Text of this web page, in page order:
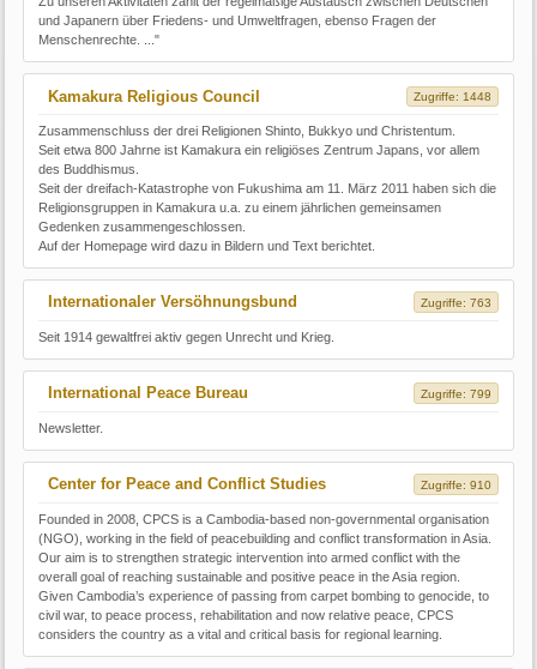
und Japanern über Friedens- und Umweltfragen, ebenso Fragen der
Menschenrechte. ..."
Kamakura Religious Council Zugriffe: 1448
Zusammenschluss der drei Religionen Shinto, Bukkyo und Christentum.
Seit etwa 800 Jahrne ist Kamakura ein religiöses Zentrum Japans, vor allem
des Buddhismus.
Seit der dreifach-Katastrophe von Fukushima am 11. März 2011 haben sich die
Religionsgruppen in Kamakura u.a. zu einem jährlichen gemeinsamen
Gedenken zusammengeschlossen.
Auf der Homepage wird dazu in Bildern und Text berichtet.
Internationaler Versöhnungsbund Zugriffe: 763
Seit 1914 gewaltfrei aktiv gegen Unrecht und Krieg.
International Peace Bureau Zugriffe: 799
Newsletter.
Center for Peace and Conflict Studies Zugriffe: 910
Founded in 2008, CPCS is a Cambodia-based non-governmental organisation
(NGO), working in the field of peacebuilding and conflict transformation in Asia.
Our aim is to strengthen strategic intervention into armed conflict with the
overall goal of reaching sustainable and positive peace in the Asia region.
Given Cambodia’s experience of passing from carpet bombing to genocide, to
civil war, to peace process, rehabilitation and now relative peace, CPCS
considers the country as a vital and critical basis for regional learning.